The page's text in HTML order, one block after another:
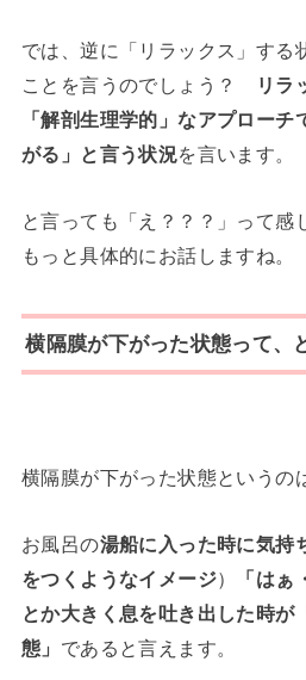
では、逆に「リラックス」する
ことを言うのでしょう？
リラ
「解剖生理学的」なアプロー
がる」と言う状況を言います。
と言っても「え？？？」って
もっと具体的にお話しますね。
横隔膜が下がった状態って、
横隔膜が下がった状態というの
お風呂の湯船に入った時に気持
をつくようなイメージ）
「はぁ
とか大きく息を吐き出した時が
態」 であると言えます。